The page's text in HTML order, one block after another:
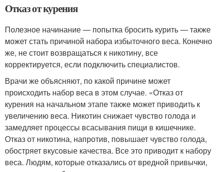
Отказ от курения
Полезное начинание — попытка бросить курить — также
может стать причиной набора избыточного веса. Конечно
же, не стоит возвращаться к никотину, все
корректируется, если подключить специалистов.
Врачи же объясняют, по какой причине может
происходить набор веса в этом случае. «Отказ от
курения на начальном этапе также может приводить к
увеличению веса. Никотин снижает чувство голода и
замедляет процессы всасывания пищи в кишечнике.
Отказ от никотина, напротив, повышает чувство голода,
обостряет вкусовые качества. Все это приводит к набору
веса. Людям, которые отказались от вредной привычки,